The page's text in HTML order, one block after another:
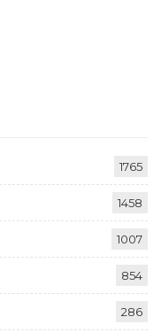
1765
1458
1007
854
286